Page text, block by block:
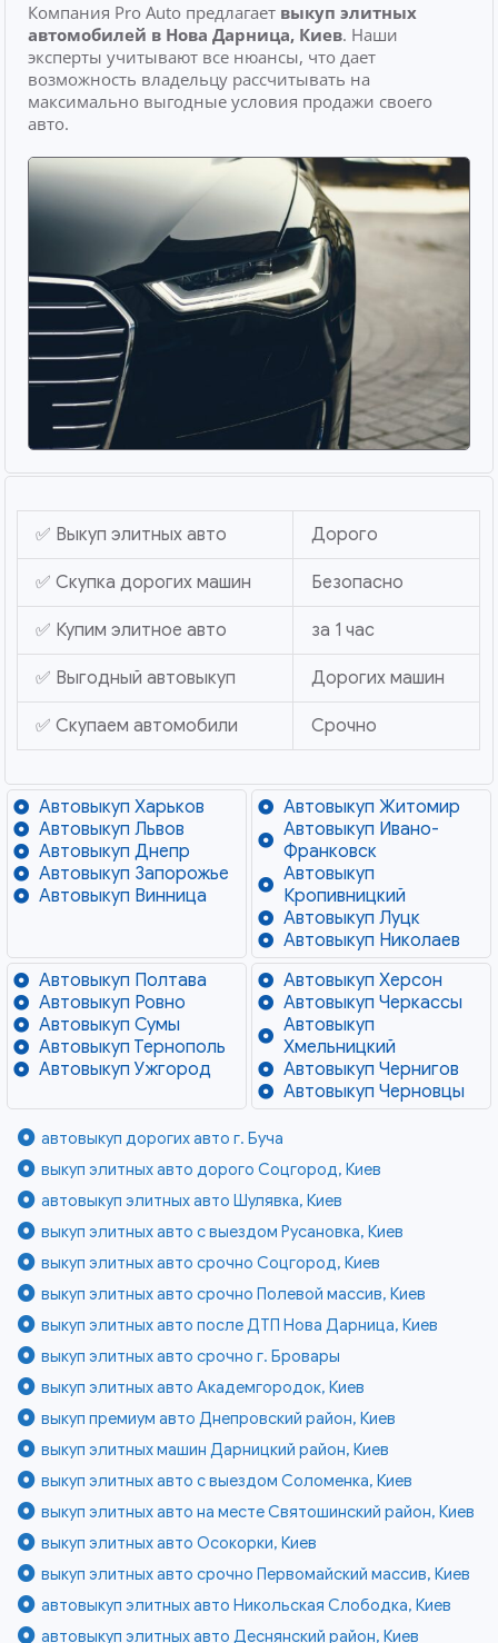
Компания Pro Auto предлагает выкуп элитных
автомобилей в Нова Дарница, Киев. Наши
эксперты учитывают все нюансы, что дает
возможность владельцу рассчитывать на
максимально выгодные условия продажи своего
авто.
✅ Выкуп элитных авто Дорого
✅ Скупка дорогих машин Безопасно
✅ Купим элитное авто за 1 час
✅ Выгодный автовыкуп Дорогих машин
✅ Скупаем автомобили Срочно
Автовыкуп Харьков
Автовыкуп Львов
Автовыкуп Днепр
Автовыкуп Запорожье
Автовыкуп Винница
Автовыкуп Житомир
Автовыкуп Ивано-
Франковск
Автовыкуп
Кропивницкий
Автовыкуп Луцк
Автовыкуп Николаев
Автовыкуп Полтава
Автовыкуп Ровно
Автовыкуп Сумы
Автовыкуп Тернополь
Автовыкуп Ужгород
Автовыкуп Херсон
Автовыкуп Черкассы
Автовыкуп
Хмельницкий
Автовыкуп Чернигов
Автовыкуп Черновцы
автовыкуп дорогих авто г. Буча
выкуп элитных авто дорого Соцгород, Киев
автовыкуп элитных авто Шулявка, Киев
выкуп элитных авто с выездом Русановка, Киев
выкуп элитных авто срочно Соцгород, Киев
выкуп элитных авто срочно Полевой массив, Киев
выкуп элитных авто после ДТП Нова Дарница, Киев
выкуп элитных авто срочно г. Бровары
выкуп элитных авто Академгородок, Киев
выкуп премиум авто Днепровский район, Киев
выкуп элитных машин Дарницкий район, Киев
выкуп элитных авто с выездом Соломенка, Киев
выкуп элитных авто на месте Святошинский район, Киев
выкуп элитных авто Осокорки, Киев
выкуп элитных авто срочно Первомайский массив, Киев
автовыкуп элитных авто Никольская Слободка, Киев
автовыкуп элитных авто Деснянский район, Киев